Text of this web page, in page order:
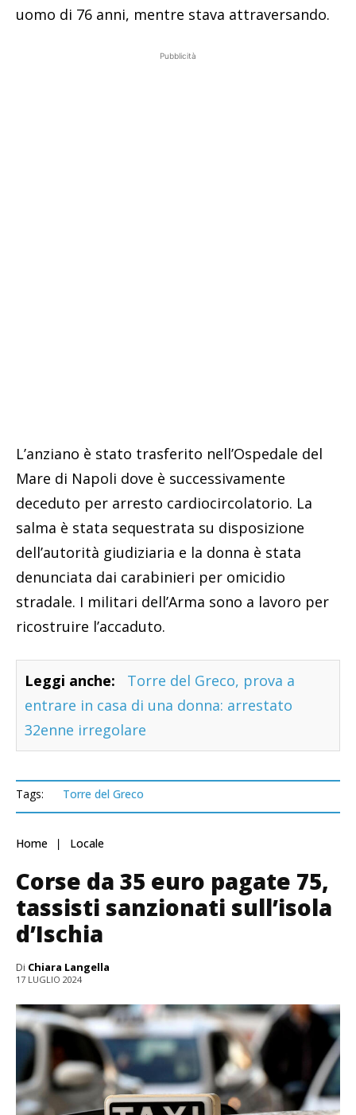
uomo di 76 anni, mentre stava attraversando.
Pubblicità
L’anziano è stato trasferito nell’Ospedale del
Mare di Napoli dove è successivamente
deceduto per arresto cardiocircolatorio. La
salma è stata sequestrata su disposizione
dell’autorità giudiziaria e la donna è stata
denunciata dai carabinieri per omicidio
stradale. I militari dell’Arma sono a lavoro per
ricostruire l’accaduto.
Leggi anche:
Torre del Greco, prova a
entrare in casa di una donna: arrestato
32enne irregolare
Tags: Torre del Greco
Home Locale
Corse da 35 euro pagate 75,
tassisti sanzionati sull’isola
d’Ischia
Di Chiara Langella
17 LUGLIO 2024